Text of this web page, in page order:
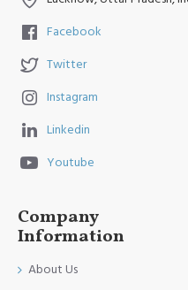
Facebook
Twitter
Instagram
Linkedin
Youtube
Company
Information
About Us